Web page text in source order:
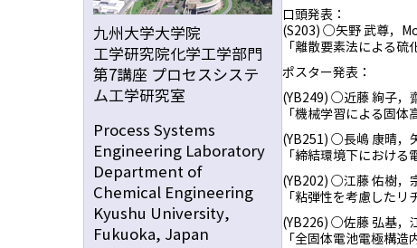
九州大学大学院
工学研究院化学工学部門
第7講座 プロセスシステ
ム工学研究室
Process Systems
Engineering Laboratory
Department of
Chemical Engineering
Kyushu University,
Fukuoka, Japan
口頭発表：
(S203) ○矢野 武尊，
「離散要素法による
ポスター発表：
(YB249) ○近藤 絢子，
「機械学習による固体
(YB251) ○長嶋 康晴，
「締結環境下におけ
(YB202) ○江藤 佑樹，
「粘弾性を考慮したリ
(YB226) ○佐藤 弘基，
「全固体電池電極構造